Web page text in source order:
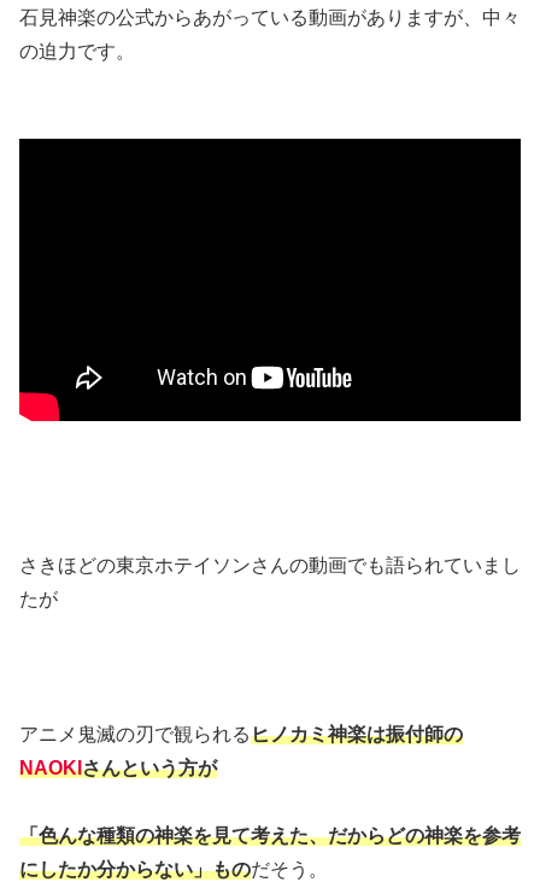
石見神楽の公式からあがっている動画がありますが、中々
の迫力です。
さきほどの東京ホテイソンさんの動画でも語られていまし
たが
アニメ鬼滅の刃で観られるヒノカミ神楽は振付師の
NAOKIさんという方が
「色んな種類の神楽を見て考えた、だからどの神楽を参考
にしたか分からない」ものだそう。